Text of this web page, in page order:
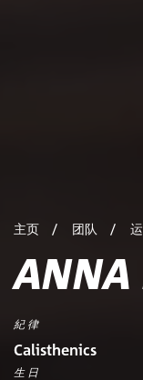
主页 团队
ANNA
紀律
Calisthenics
生日